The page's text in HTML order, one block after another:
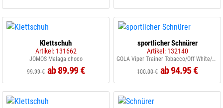
Klettschuh
Artikel: 131662
JOMOS Malaga choco
99.99 € ab 89.99 €
sportlicher Schnürer
Artikel: 132140
GOLA Viper Trainer Tobacco/Off White/Gum
100.00 € ab 94.95 €